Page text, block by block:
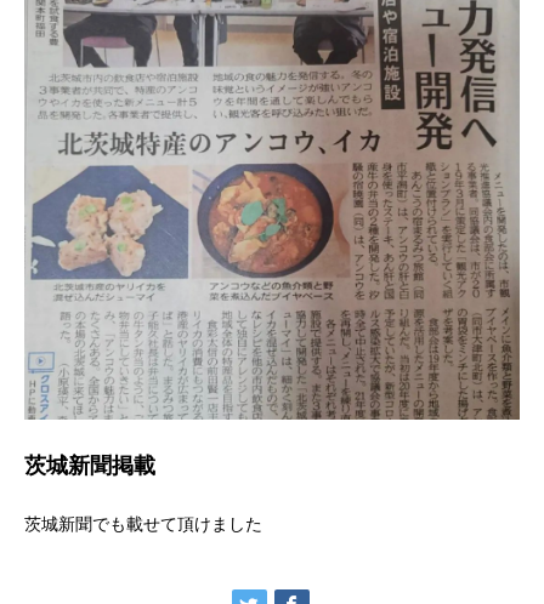
茨城新聞掲載
茨城新聞でも載せて頂けました